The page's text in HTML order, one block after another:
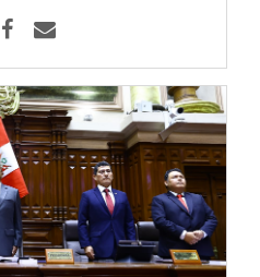
los usuarios del servicio de
afectadas sus economías
y abusivos”, dijo.
la ley vigente faculta al
de las tarifas de
recibos mensuales, pero no
tarifas de reconexión, por lo
con la proyectada norma se